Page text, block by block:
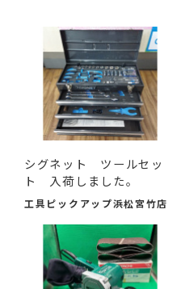
シグネット ツールセッ
ト 入荷しました。
工具ピックアップ浜松宮竹店